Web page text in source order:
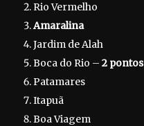
Rio Vermelho
Amaralina
Jardim de Alah
Boca do Rio – 2 pontos
Patamares
Itapuã
Boa Viagem